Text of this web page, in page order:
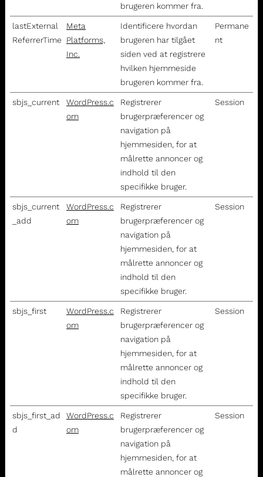
brugeren kommer fra.
lastExternal
ReferrerTime
Meta
Platforms,
Inc.
Identificere hvordan
brugeren har tilgået
siden ved at registrere
hvilken hjemmeside
brugeren kommer fra.
Permane
nt
sbjs_current
WordPress.c
om
Registrerer
brugerpræferencer og
navigation på
hjemmesiden, for at
målrette annoncer og
indhold til den
specifikke bruger.
Session
sbjs_current
_add
WordPress.c
om
Registrerer
brugerpræferencer og
navigation på
hjemmesiden, for at
målrette annoncer og
indhold til den
specifikke bruger.
Session
sbjs_first
WordPress.c
om
Registrerer
brugerpræferencer og
navigation på
hjemmesiden, for at
målrette annoncer og
indhold til den
specifikke bruger.
Session
sbjs_first_ad
d
WordPress.c
om
Registrerer
brugerpræferencer og
navigation på
hjemmesiden, for at
målrette annoncer og
Session